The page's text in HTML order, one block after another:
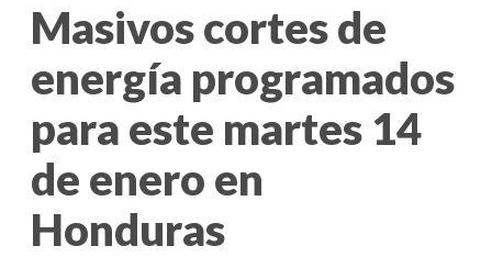
Masivos cortes de
energía programados
para este martes 14
de enero en
Honduras